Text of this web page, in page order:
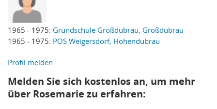
1965 - 1975: Grundschule Großdubrau, Großdubrau
1965 - 1975: POS Weigersdorf, Hohendubrau
Profil melden
Melden Sie sich kostenlos an, um mehr
über Rosemarie zu erfahren: